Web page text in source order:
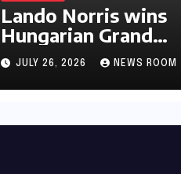
Lando Norris wins
Hungarian Grand
Prix for first F1
triumph in 2026​​
JULY 26, 2026 NEWS ROOM